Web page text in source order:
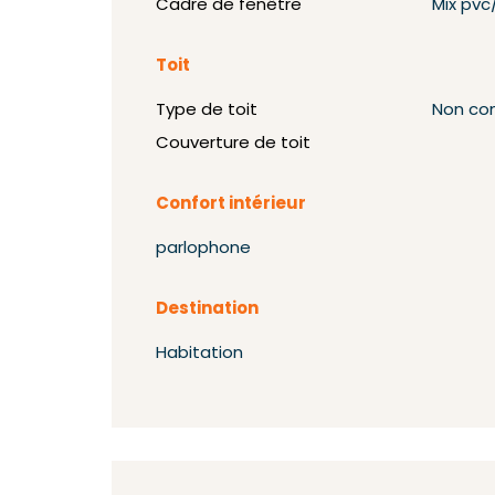
Cadre de fenêtre
Mix
Toit
Type de toit
Non
Couverture de toit
Confort intérieur
parlophone
Destination
Habitation